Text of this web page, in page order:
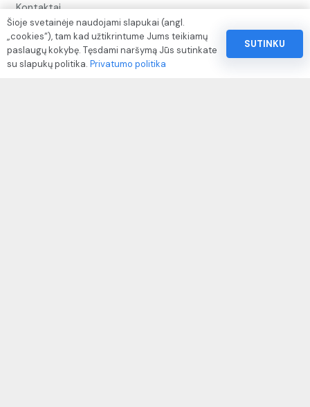
Kontaktai
Privatumo politika
Pinigų ir prekių grąžinimo politika
Šioje svetainėje naudojami slapukai (angl.
„cookies“), tam kad užtikrintume Jums teikiamų
paslaugų kokybę. Tęsdami naršymą Jūs sutinkate
su slapukų politika. Privatumo politika
SUTINKU